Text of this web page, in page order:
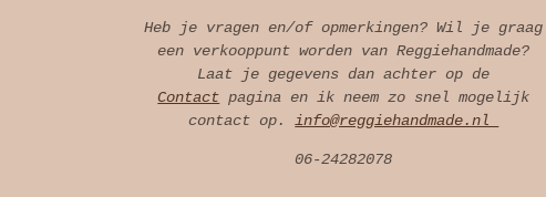
Heb je vragen en/of opmerkingen? Wil je graag
een verkooppunt worden van Reggiehandmade?
Laat je gegevens dan achter op de
Contact pagina en ik neem zo snel mogelijk
contact op.info@reggiehandmade.nl
06-24282078